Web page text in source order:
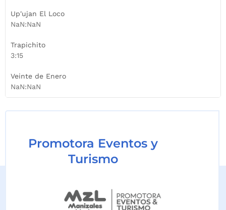
Up'ujan El Loco
NaN:NaN
Trapichito
3:15
Veinte de Enero
NaN:NaN
Promotora Eventos y
Turismo